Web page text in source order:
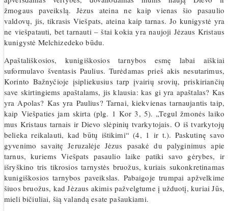
žmogaus paveikslą. Jėzus ateina ne kaip vienas šio pasaulio
valdovų, jis, tikrasis Viešpats, ateina kaip tarnas. Jo kunigystė yra
ne viešpatauti, bet tarnauti – štai kokia yra naujoji Jėzaus Kristaus
kunigystė Melchizedeko būdu.
Apaštališkosios, kunigiškosios tarnybos esmę labai aiškiai
suformulavo šventasis Paulius. Turėdamas prieš akis nesutarimus,
Korinto Bažnyčioje įsipliekusius tarp įvairių srovių, priskiriančių
save skirtingiems apaštalams, jis klausia: kas gi yra apaštalas? Kas
yra Apolas? Kas yra Paulius? Tarnai, kiekvienas tarnaujantis taip,
kaip Viešpaties jam skirta (plg. 1 Kor 3, 5). „Tegul žmonės laiko
mus Kristaus tarnais ir Dievo slėpinių tvarkytojais. O iš tvarkytojų
belieka reikalauti, kad būtų ištikimi“ (4, 1 ir t.). Paskutinę savo
gyvenimo savaitę Jeruzalėje Jėzus pasakė du palyginimus apie
tarnus, kuriems Viešpats pasaulio laike patiki savo gėrybes, ir
išryškino tris tikrosios tarnystės bruožus, kuriais sukonkretinamas
kunigiškosios tarnybos paveikslas. Pabaigoje trumpai apžvelkime
šiuos bruožus, kad Jėzaus akimis pažvelgtume į užduotį, kuriai Jūs,
mieli bičiuliai, šią valandą esate pašaukiami.